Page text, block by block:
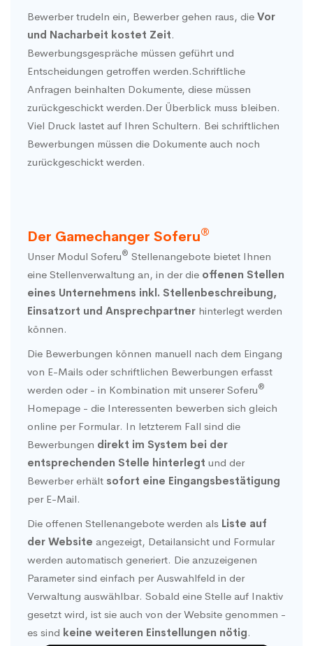
Bewerber trudeln ein, Bewerber gehen raus, die Vor
und Nacharbeit kostet Zeit.
Bewerbungsgespräche müssen geführt und
Entscheidungen getroffen werden.Schriftliche
Anfragen beinhalten Dokumente, diese müssen
zurückgeschickt werden.Der Überblick muss bleiben.
Viel Druck lastet auf Ihren Schultern. Bei schriftlichen
Bewerbungen müssen die Dokumente auch noch
zurückgeschickt werden.
Der Gamechanger Soferu®
Unser Modul Soferu® Stellenangebote bietet Ihnen
eine Stellenverwaltung an, in der die offenen Stellen
eines Unternehmens inkl. Stellenbeschreibung,
Einsatzort und Ansprechpartner hinterlegt werden
können.
Die Bewerbungen können manuell nach dem Eingang
von E-Mails oder schriftlichen Bewerbungen erfasst
werden oder - in Kombination mit unserer Soferu®
Homepage - die Interessenten bewerben sich gleich
online per Formular. In letzterem Fall sind die
Bewerbungen direkt im System bei der
entsprechenden Stelle hinterlegt und der
Bewerber erhält sofort eine Eingangsbestätigung
per E-Mail.
Die offenen Stellenangebote werden als Liste auf
der Website angezeigt, Detailansicht und Formular
werden automatisch generiert. Die anzuzeigenen
Parameter sind einfach per Auswahlfeld in der
Verwaltung auswählbar. Sobald eine Stelle auf Inaktiv
gesetzt wird, ist sie auch von der Website genommen -
es sind keine weiteren Einstellungen nötig.